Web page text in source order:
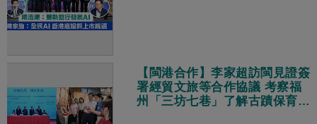
【閩港合作】李家超訪閩見證簽
署經貿文旅等合作協議 考察福
州「三坊七巷」了解古蹟保育情